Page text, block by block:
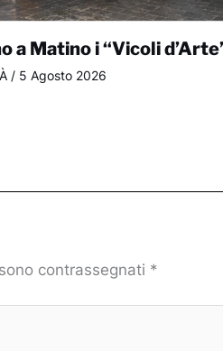
a Matino i “Vicoli
/ 5 Agosto 2026
contrassegnati *